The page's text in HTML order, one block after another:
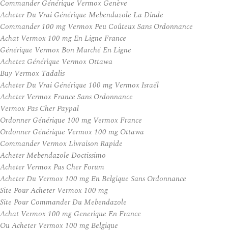
Commander Générique Vermox Genève
Acheter Du Vrai Générique Mebendazole La Dinde
Commander 100 mg Vermox Peu Coûteux Sans Ordonnance
Achat Vermox 100 mg En Ligne France
Générique Vermox Bon Marché En Ligne
Achetez Générique Vermox Ottawa
Buy Vermox Tadalis
Acheter Du Vrai Générique 100 mg Vermox Israël
Acheter Vermox France Sans Ordonnance
Vermox Pas Cher Paypal
Ordonner Générique 100 mg Vermox France
Ordonner Générique Vermox 100 mg Ottawa
Commander Vermox Livraison Rapide
Acheter Mebendazole Doctissimo
Acheter Vermox Pas Cher Forum
Acheter Du Vermox 100 mg En Belgique Sans Ordonnance
Site Pour Acheter Vermox 100 mg
Site Pour Commander Du Mebendazole
Achat Vermox 100 mg Generique En France
Ou Acheter Vermox 100 mg Belgique